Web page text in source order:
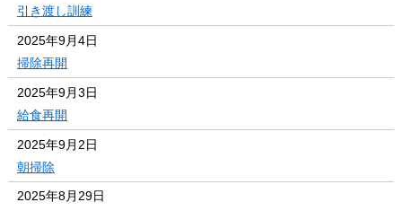
引き渡し訓練
2025年9月4日
掃除再開
2025年9月3日
給食再開
2025年9月2日
朝掃除
2025年8月29日